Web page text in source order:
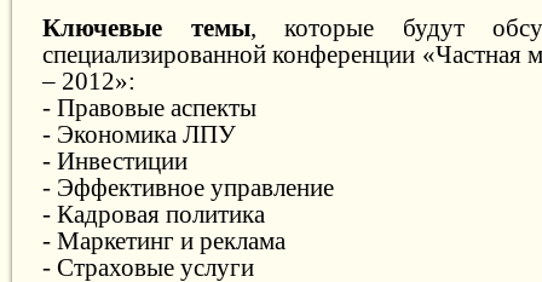
Ключевые темы, которые будут
специализированной конференции «Частная
– 2012»:
- Правовые аспекты
- Экономика ЛПУ
- Инвестиции
- Эффективное управление
- Кадровая политика
- Маркетинг и реклама
- Страховые услуги